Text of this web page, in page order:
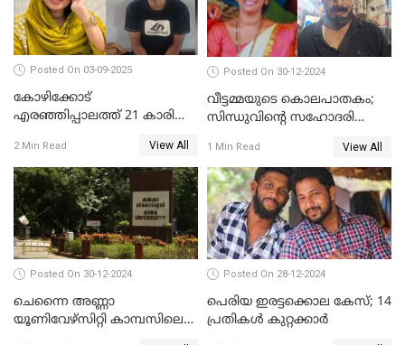
Posted On 03-09-2025
കോഴിക്കോട്
എരഞ്ഞിപ്പാലത്ത് 21 കാരി
കൂടുതൽ അന്വേഷണത്തിന്
പൊലീസ്
2 Min Read View All
Posted On 30-12-2024
വീട്ടമ്മയുടെ കൊലപാതകം;
സിന്ധുവിന്റെ സഹോദരി
1 Min Read View All
Posted On 30-12-2024
ചെന്നൈ അണ്ണാ
യൂണിവേഴ്‌സിറ്റി കാമ്പസിലെ
Posted On 28-12-2024
പെരിയ ഇരട്ടക്കൊല കേസ്; 14
പ്രതികള്‍ കുറ്റക്കാര്‍